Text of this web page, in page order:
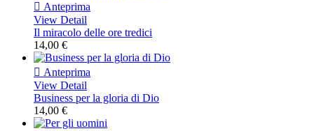
 Anteprima
View Detail
Il miracolo delle ore tredici
14,00 €
 Anteprima
View Detail
Business per la gloria di Dio
14,00 €